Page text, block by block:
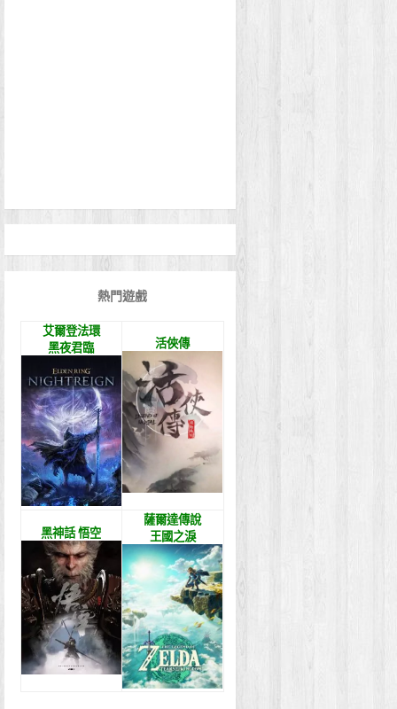
熱門遊戲
艾爾登法環
黑夜君臨
活俠傳
黑神話 悟空
薩爾達傳說
王國之淚